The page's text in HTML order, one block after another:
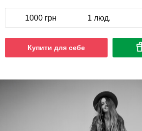
1000 грн 1 люд.
Купити для себе